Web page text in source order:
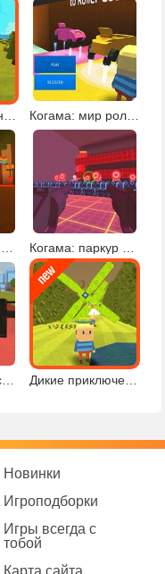
Когама: красочный паркур Когама: мир роликовых машин онлайн
Когама: паркур в лесу Когама: паркур и шутер
Когама: война стихий Дикие приключения в Когаме
Новинки
Игроподборки
Игры всегда с
тобой